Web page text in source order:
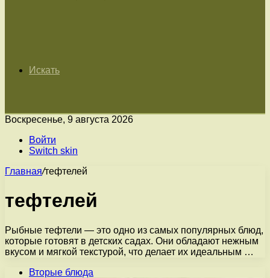
Искать
Воскресенье, 9 августа 2026
Войти
Switch skin
Главная/тефтелей
тефтелей
Рыбные тефтели — это одно из самых популярных блюд,
которые готовят в детских садах. Они обладают нежным
вкусом и мягкой текстурой, что делает их идеальным …
Вторые блюда